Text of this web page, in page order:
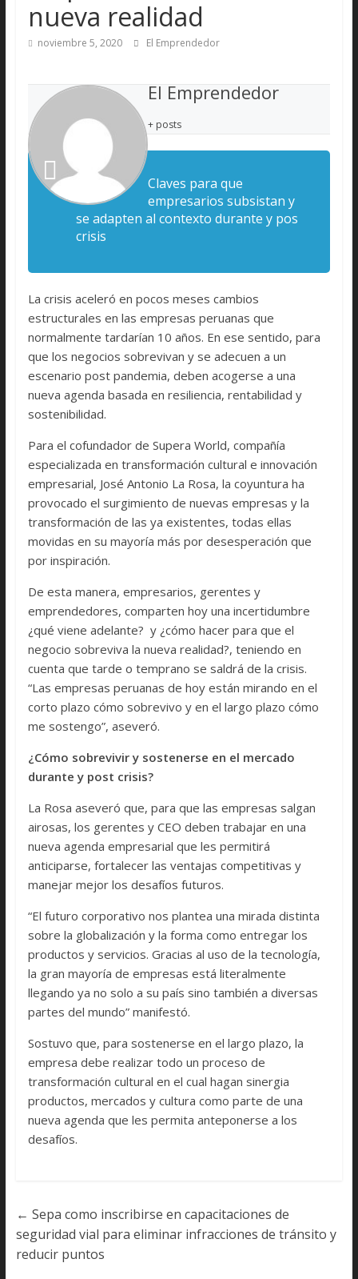
nueva realidad
noviembre 5, 2020 El Emprendedor
El Emprendedor
+ posts
Claves para que
empresarios subsistan y
se adapten al contexto durante y pos
crisis
La crisis aceleró en pocos meses cambios
estructurales en las empresas peruanas que
normalmente tardarían 10 años. En ese sentido, para
que los negocios sobrevivan y se adecuen a un
escenario post pandemia, deben acogerse a una
nueva agenda basada en resiliencia, rentabilidad y
sostenibilidad.
Para el cofundador de Supera World, compañía
especializada en transformación cultural e innovación
empresarial, José Antonio La Rosa, la coyuntura ha
provocado el surgimiento de nuevas empresas y la
transformación de las ya existentes, todas ellas
movidas en su mayoría más por desesperación que
por inspiración.
De esta manera, empresarios, gerentes y
emprendedores, comparten hoy una incertidumbre
¿qué viene adelante? y ¿cómo hacer para que el
negocio sobreviva la nueva realidad?, teniendo en
cuenta que tarde o temprano se saldrá de la crisis.
“Las empresas peruanas de hoy están mirando en el
corto plazo cómo sobrevivo y en el largo plazo cómo
me sostengo”, aseveró.
¿Cómo sobrevivir y sostenerse en el mercado
durante y post crisis?
La Rosa aseveró que, para que las empresas salgan
airosas, los gerentes y CEO deben trabajar en una
nueva agenda empresarial que les permitirá
anticiparse, fortalecer las ventajas competitivas y
manejar mejor los desafíos futuros.
“El futuro corporativo nos plantea una mirada distinta
sobre la globalización y la forma como entregar los
productos y servicios. Gracias al uso de la tecnología,
la gran mayoría de empresas está literalmente
llegando ya no solo a su país sino también a diversas
partes del mundo” manifestó.
Sostuvo que, para sostenerse en el largo plazo, la
empresa debe realizar todo un proceso de
transformación cultural en el cual hagan sinergia
productos, mercados y cultura como parte de una
nueva agenda que les permita anteponerse a los
desafíos.
← Sepa como inscribirse en capacitaciones de
seguridad vial para eliminar infracciones de tránsito y
reducir puntos